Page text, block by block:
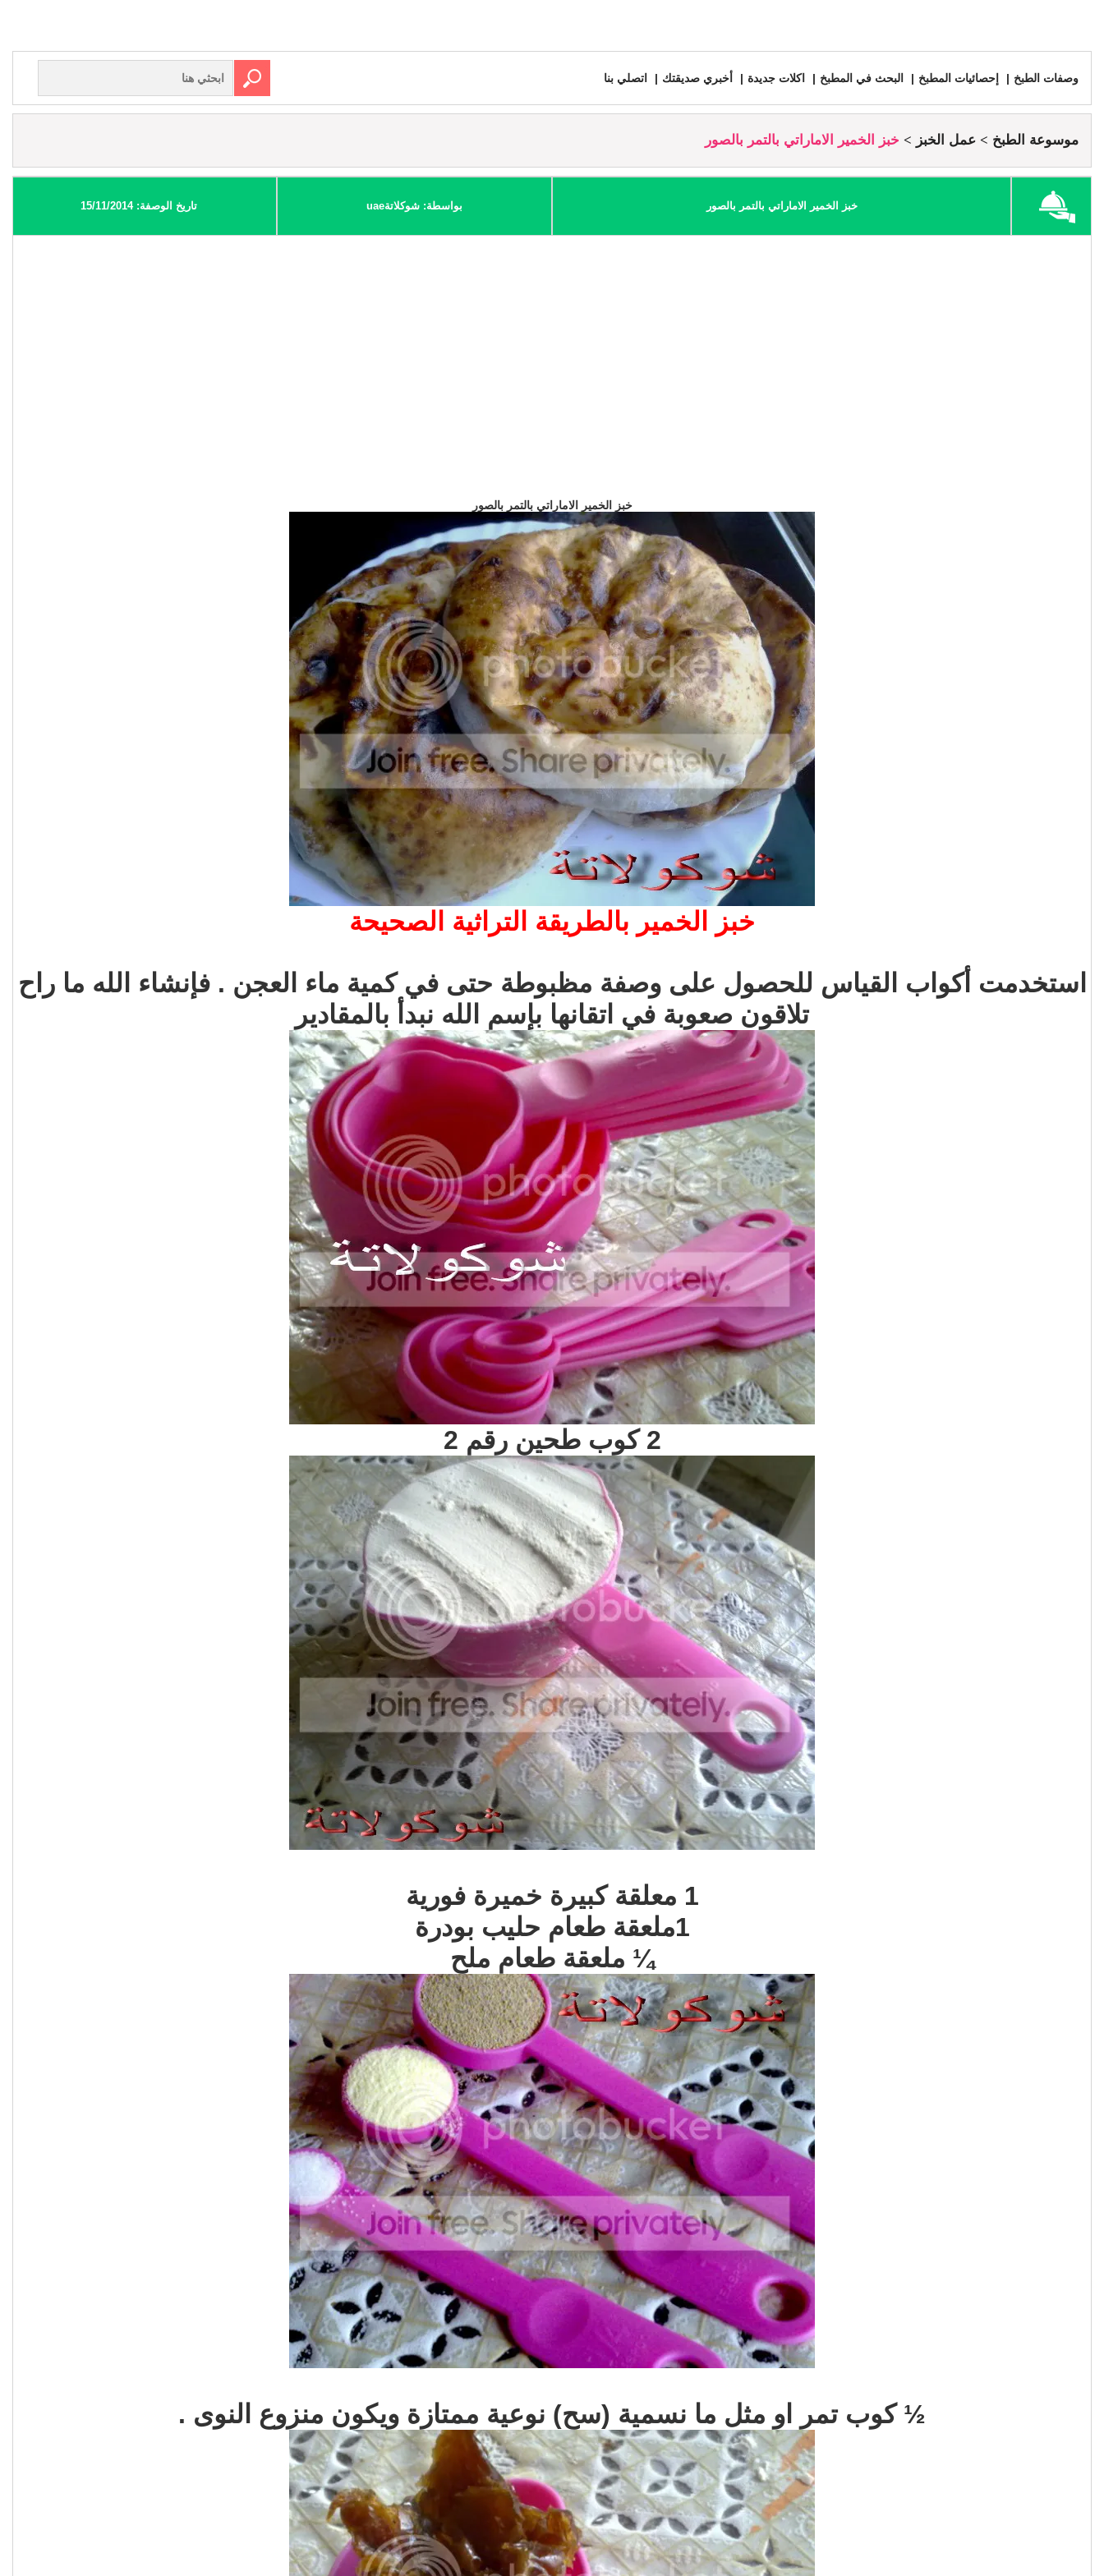
وصفات الطبخ إحصائيات المطبخ البحث في المطبخ اكلات جديدة أخبري صديقتك اتصلي بنا
موسوعة الطبخ عمل الخبز خبز الخمير الاماراتي بالتمر بالصور
خبز الخمير الاماراتي بالتمر بالصور بواسطة: شوكلاتةuae تاريخ الوصفة: 15/11/2014
خبز الخمير الاماراتي بالتمر بالصور
خبز الخمير بالطريقة التراثية الصحيحة
استخدمت أكواب القياس للحصول على وصفة مظبوطة حتى في كمية ماء العجن . فإنشاء الله ما راح
تلاقون صعوبة في اتقانها بإسم الله نبدأ بالمقادير
2 كوب طحين رقم 2
1 معلقة كبيرة خميرة فورية
1ملعقة طعام حليب بودرة
¼ ملعقة طعام ملح
½ كوب تمر او مثل ما نسمية (سح) نوعية ممتازة ويكون منزوع النوى .